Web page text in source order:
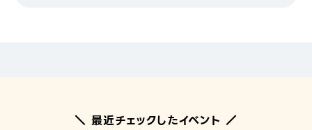
＼ 最近チェックしたイベント ／